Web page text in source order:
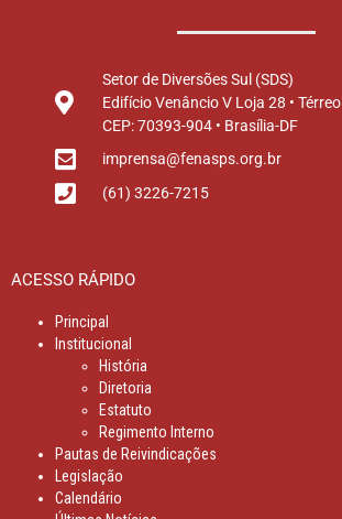
Setor de Diversões Sul (SDS)
Edifício Venâncio V Loja 28 • Térreo
CEP: 70393-904 • Brasília-DF
imprensa@fenasps.org.br
(61) 3226-7215
ACESSO RÁPIDO
Principal
Institucional
História
Diretoria
Estatuto
Regimento Interno
Pautas de Reivindicações
Legislação
Calendário